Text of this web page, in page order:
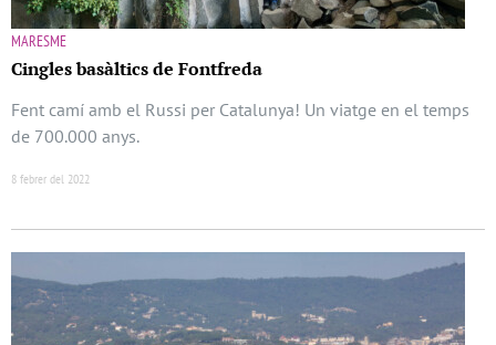
MARESME
Cingles basàltics de Fontfreda
Fent camí amb el Russi per Catalunya! Un viatge en el temps
de 700.000 anys.
8 febrer del 2022